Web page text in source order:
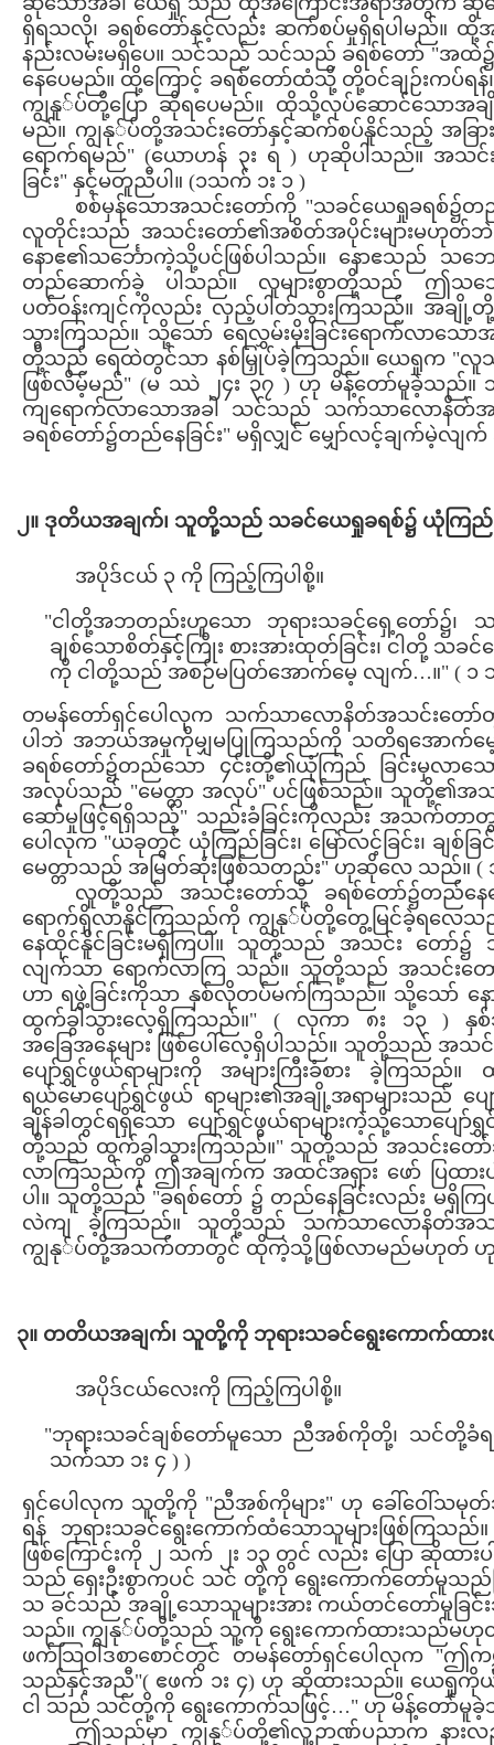
ရှိရသလို၊ ခရစ်တော်နှင့်လည်း ဆက်စပ်မှုရှိရပါမည်။ ထို့အ
နည်းလမ်းမရှိပေ။ သင်သည် သင်သည် ခရစ်တော် "အ
နေပေမည်။ ထို့ကြောင့် ခရစ်တော်ထံသို့ တို့ဝင်ချဉ်းကပ်ရန်
ကျွနူ်ပ်တို့ပြော ဆိုရပေမည်။ ထိုသို့လုပ်ဆောင်သောအ
မည်။ ကျွနု်ပ်တို့အသင်းတော်နှင့်ဆက်စပ်နိူင်သည့် အခြ
ရောက်ရမည်" (ယောဟန် ၃း ရ ) ဟုဆိုပါသည်။ အသင်
ခြင်း" နှင့်မတူညီပါ။ (၁သက် ၁း ၁ )
စစ်မှန်သောအသင်းတော်ကို "သခင်ယေရှုခရစ်၌တည်
လူတိုင်းသည် အသင်းတော်၏အစိတ်အပိုင်းများမဟုတ်
နောဧ၏သင်္ဘောကဲ့သို့ပင်ဖြစ်ပါသည်။ နောဧသည် သဘ
တည်ဆောက်ခဲ့ ပါသည်။ လူများစွာတို့သည် ဤသင်္ဘ
ပတ်ဝန်းကျင်ကိုလည်း လှည့်ပါတ်သွားကြသည်။ အချို့
သွားကြသည်။ သို့သော် ရေလွှမ်းမိုးခြင်းရောက်လာသ
တို့သည် ရေထဲတွင်သာ နစ်မြှုပ်ခဲ့ကြသည်။ ယေရှုက "လူ
ဖြစ်လိမ့်မည်" (မ ဿဲ ၂၄း ၃၇ ) ဟု မိန့်တော်မူခဲ့သည်။
ကျရောက်လာသောအခါ သင်သည် သက်သာလောနိတ်အ
ခရစ်တော်၌တည်နေခြင်း" မရှိလျှင် မျှော်လင့်ချက်မဲ့
၂။ ဒုတိယအချက်၊ သူတို့သည် သခင်ယေရှုခရစ်၌ ယုံကြည်ခြင်
အပိုဒ်ငယ် ၃ ကို ကြည့်ကြပါစို့။
"ငါတို့အဘတည်းဟူသော ဘုရားသခင့်ရှေ့တော်၌၊
ချစ်သောစိတ်နှင့်ကြိုး စားအားထုတ်ခြင်း၊ ငါတို့
ကို ငါတို့သည် အစဉ်မပြတ်အောက်မေ့ လျက်…။" ( ၁
တမန်တော်ရှင်ပေါလုက သက်သာလောနိတ်အသင်းတော်တွင်
ပါဘဲ အဘယ်အမှုကိုမျှမပြုကြသည်ကို သတိရအောက်
ခရစ်တော်၌တည်သော ၄င်းတို့၏ယုံကြည် ခြင်းမှလာ
အလုပ်သည် "မေတ္တာ အလုပ်" ပင်ဖြစ်သည်။ သူတို့၏အသ
ဆော်မှုဖြင့်ရရှိသည့်" သည်းခံခြင်းကိုလည်း အသက်တာ
ပေါလုက "ယခုတွင် ယုံကြည်ခြင်း၊ မြော်လင့်ခြင်း၊ ချစ်
မေတ္တာသည် အမြတ်ဆုံးဖြစ်သတည်း" ဟုဆိုလေ သည်။ ( ၁
လူတို့သည် အသင်းတော်သို့ ခရစ်တော်၌တည်နေသောယုံ
ရောက်ရှိလာနိူင်ကြသည်ကို ကျွနု်ပ်တို့တွေ့မြင်ခဲ့ရလေ
နေထိုင်နိူင်ခြင်းမရှိကြပါ။ သူတို့သည် အသင်း တော်၌ သူ
လျက်သာ ရောက်လာကြ သည်။ သူတို့သည် အသင်းတော်၌
ဟာ ရဖွဲ့ခြင်းကိုသာ နှစ်လိုတပ်မက်ကြသည်။ သို့သော် နော
ထွက်ခွါသွားလေ့ရှိကြသည်။" ( လုကာ ၈း ၁၃ ) နှ
အခြေအနေများ ဖြစ်ပေါ်လေ့ရှိပါသည်။ သူတို့သည် အသ
ပျော်ရွှင်ဖွယ်ရာများကို အများကြီးခံစား ခဲ့ကြသ
ရယ်မောပျော်ရွှင်ဖွယ် ရာများ၏အချို့အရာများ
ချိန်ခါတွင်ရရှိသော ပျော်ရွှင်ဖွယ်ရာများကဲ့သို့သောပ
တို့သည် ထွက်ခွါသွားကြသည်။" သူတို့သည် အသင်းတော်သို့
လာကြသည်ကို ဤအချက်က အထင်အရှား ဖော် ပြထား
ပါ။ သူတို့သည် "ခရစ်တော် ၌ တည်နေခြင်းလည်း မရှိကြ
လဲကျ ခဲ့ကြသည်။ သူတို့သည် သက်သာလောနိတ်အသင်း
ကျွနု်ပ်တို့အသက်တာတွင် ထိုကဲ့သို့ဖြစ်လာမည်မဟုတ် ဟု က
၃။ တတိယအချက်၊ သူတို့ကို ဘုရားသခင်ရွေးကောက်ထား
အပိုဒ်ငယ်လေးကို ကြည့်ကြပါစို့။
"ဘုရားသခင်ချစ်တော်မူသော ညီအစ်ကိုတို့၊ သင်တို့ခံ
သက်သာ ၁း ၄ ) )
ရှင်ပေါလုက သူတို့ကို "ညီအစ်ကိုများ" ဟု ခေါ်ဝေါ်သ
ရန် ဘုရားသခင်ရွေးကောက်ထံသောသူများဖြစ်ကြ
ဖြစ်ကြောင်းကို ၂ သက် ၂း ၁၃ တွင် လည်း ပြော ဆိုထာ
သည် ရှေးဦးစွာကပင် သင် တို့ကို ရွေးကောက်တော်မူသည်ဖ
သ ခင်သည် အချို့သောသူများအား ကယ်တင်တော်မူခြင်
သည်။ ကျွနု်ပ်တို့သည် သူ့ကို ရွေးကောက်ထားသည်မဟုတ်။
ဖက်သြဝါဒစာစောင်တွင် တမန်တော်ရှင်ပေါလုက "ဤ
သည်နှင့်အညီ"( ဧဖက် ၁း ၄) ဟု ဆိုထားသည်။ ယေရှု
ငါ သည် သင်တို့ကို ရွေးကောက်သဖြင့်…" ဟု မိန့်တော်မူခဲ့
ဤသည်မှာ ကျွနု်ပ်တို့၏လူ့ဉာဏ်ပညာက နားလည်